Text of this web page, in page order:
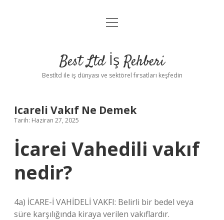
Anasayfa
Yasal Uyarı
menüyü
Best Ltd İş Rehberi
Bestltd ile iş dünyası ve sektörel fırsatları keşfedin
Icareli Vakıf Ne Demek
Tarih: Haziran 27, 2025
İcarei Vahedili vakıf
nedir?
4a) İCARE-İ VAHİDELİ VAKFI: Belirli bir bedel veya
süre karşılığında kiraya verilen vakıflardır.